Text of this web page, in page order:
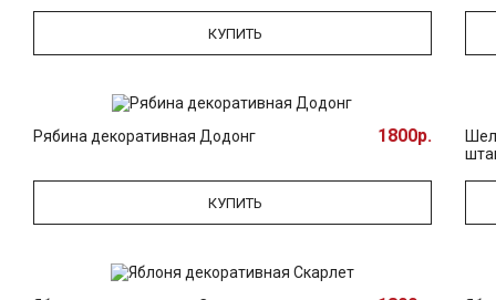
КУПИТЬ
Рябина декоративная Додонг 1800р.
КУПИТЬ